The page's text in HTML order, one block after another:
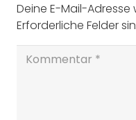
Deine E-Mail-
Erforderliche Felder